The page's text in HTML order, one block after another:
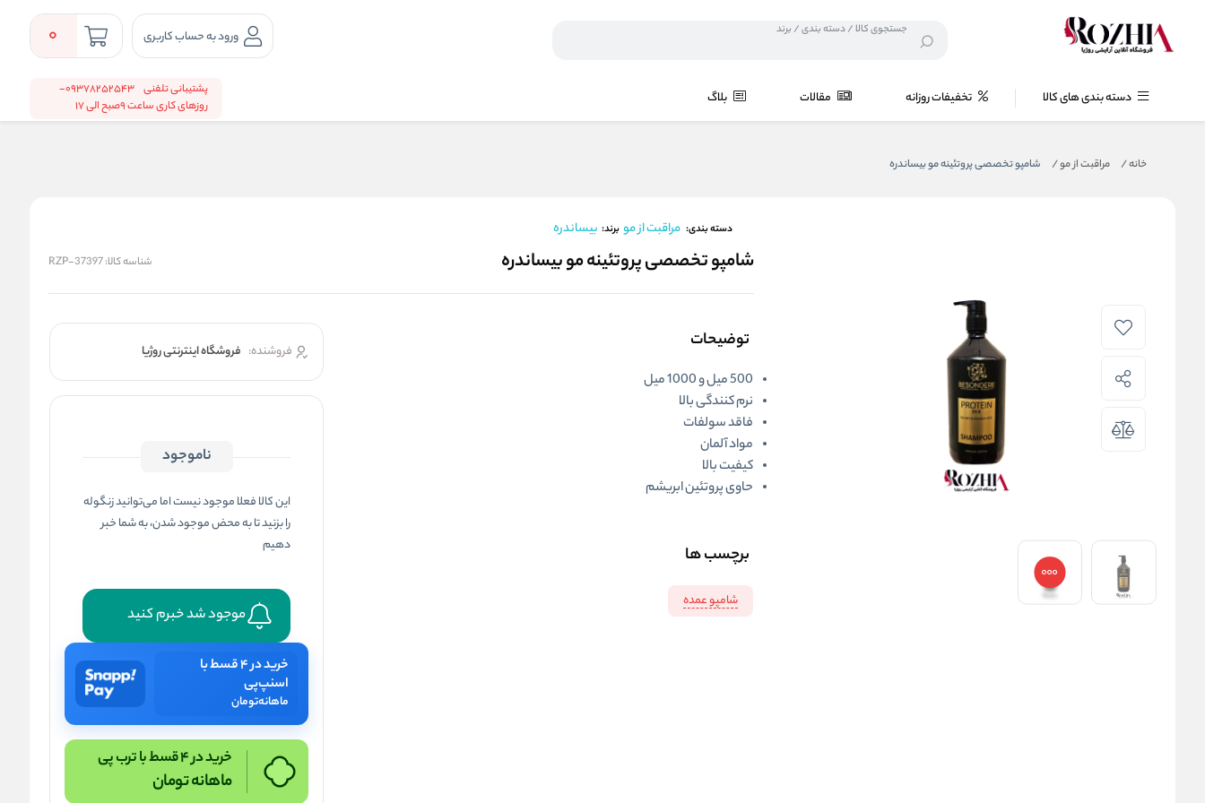
ورود به حساب کاربری 0
دسته بندی های کالا تخفیفات روزانه مقالات بلاگ پشتیبانی تلفنی
09378252543-
روزهای کاری ساعت 9صبح الی 17
خانه/ مراقبت از مو/ شامپو تخصصی پروتئینه مو بیساندره
دسته بندی: مراقبت از مو برند: بیساندره
شامپو تخصصی پروتئینه مو بیساندره شناسه کالا:RZP-37397
توضیحات
500 میل و 1000 میل
نرم کنندگی بالا
فاقد سولفات
مواد آلمان
کیفیت بالا
حاوی پروتئین ابریشم
برچسب ها
شامپو عمده
فروشنده: فروشگاه اینترنتی روژیا
ناموجود
این کالا فعلا موجود نیست اما می‌توانید زنگوله
را بزنید تا به محض موجود شدن، به شما خبر
دهیم
موجود شد خبرم کنید
خرید در ۴ قسط با
اسنپ‌پی
ماهانهتومان
خرید در 4 قسط با ترب پی
ماهانهتومان